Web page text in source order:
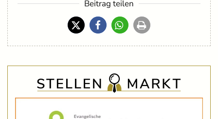
Beitrag teilen